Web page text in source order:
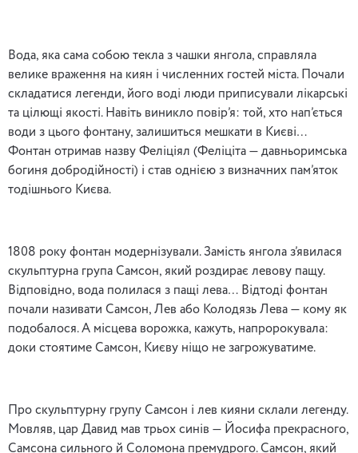
Вода, яка сама собою текла з чашки янгола, справляла
велике враження на киян і численних гостей міста. Почали
складатися легенди, його воді люди приписували лікарські
та цілющі якості. Навіть виникло повір’я: той, хто нап’ється
води з цього фонтану, залишиться мешкати в Києві…
Фонтан отримав назву Феліціял (Феліціта — давньоримська
богиня добродійності) і став однією з визначних пам’яток
тодішнього Києва.
1808 року фонтан модернізували. Замість янгола з’явилася
скульптурна група Самсон, який роздирає левову пащу.
Відповідно, вода полилася з пащі лева… Відтоді фонтан
почали називати Самсон, Лев або Колодязь Лева — кому як
подобалося. А місцева ворожка, кажуть, напророкувала:
доки стоятиме Самсон, Києву ніщо не загрожуватиме.
Про скульптурну групу Самсон і лев кияни склали легенду.
Мовляв, цар Давид мав трьох синів — Йосифа прекрасного,
Самсона сильного й Соломона премудрого. Самсон, який